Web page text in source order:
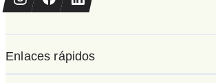
Enlaces rápidos